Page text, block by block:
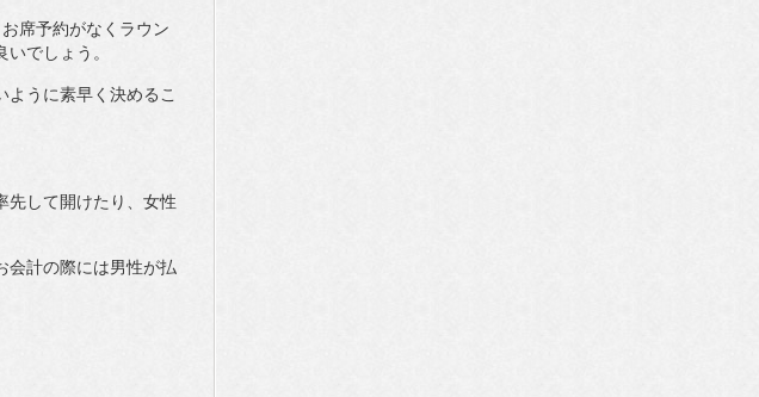
席予約がなくラウン
でしょう。
ように素早く決めるこ
先して開けたり、女性
会計の際には男性が払